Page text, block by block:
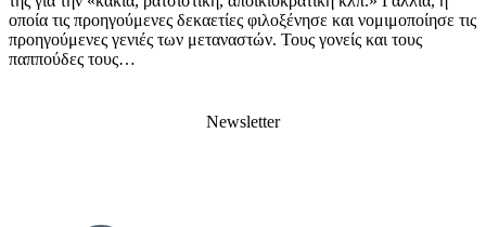
οποία τις προηγούμενες δεκαετίες φιλοξένησε και νομιμοποίησε τις
προηγούμενες γενιές των μεταναστών. Τους γονείς και τους
παππούδες τους…
Newsletter